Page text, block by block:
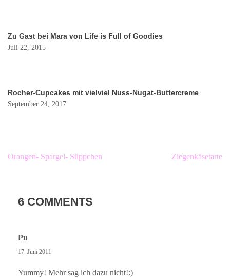
Zu Gast bei Mara von Life is Full of Goodies
Juli 22, 2015
Rocher-Cupcakes mit vielviel Nuss-Nugat-Buttercreme
September 24, 2017
Beitragsnavigation
Orangen- Spargel- Süppchen Ziegenkäsetarte
6 COMMENTS
Pu
17. Juni 2011
Yummy! Mehr sag ich dazu nicht!:)